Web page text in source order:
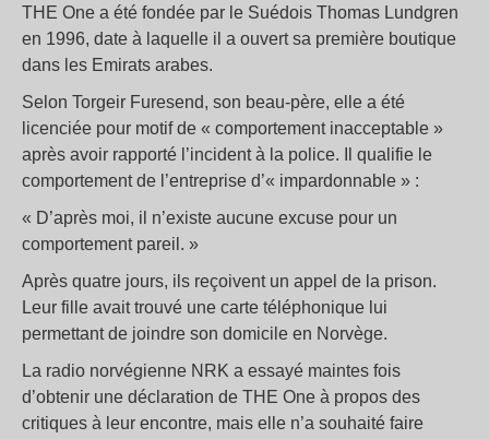
THE One a été fondée par le Suédois Thomas Lundgren
en 1996, date à laquelle il a ouvert sa première boutique
dans les Emirats arabes.
Selon Torgeir Furesend, son beau-père, elle a été
licenciée pour motif de « comportement inacceptable »
après avoir rapporté l’incident à la police. Il qualifie le
comportement de l’entreprise d’« impardonnable » :
« D’après moi, il n’existe aucune excuse pour un
comportement pareil. »
Après quatre jours, ils reçoivent un appel de la prison.
Leur fille avait trouvé une carte téléphonique lui
permettant de joindre son domicile en Norvège.
La radio norvégienne NRK a essayé maintes fois
d’obtenir une déclaration de THE One à propos des
critiques à leur encontre, mais elle n’a souhaité faire